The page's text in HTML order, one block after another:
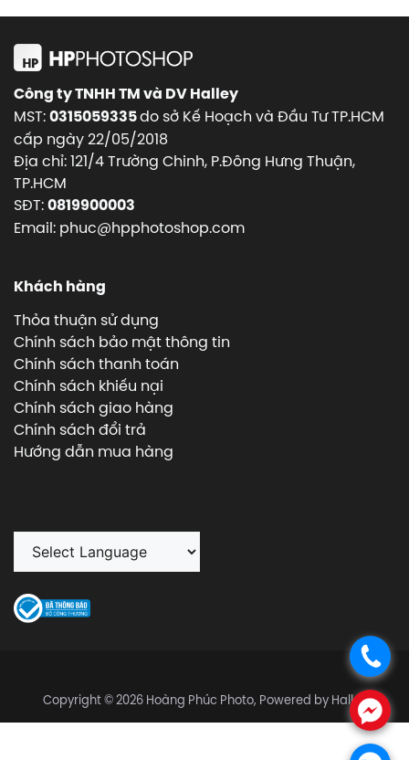
.
.
Công ty TNHH TM và DV Halley
MST:0315059335do sở Kế Hoạch và Đầu Tư TP.HCM
cấp ngày 22/05/2018
Địa chỉ: 121/4 Trường Chinh, P.Đông Hưng Thuận,
TP.HCM
SĐT:0819900003
Email: phuc@hpphotoshop.com
Khách hàng
Thỏa thuận sử dụng
Chính sách bảo mật thông tin
Chính sách thanh toán
Chính sách khiếu nại
Chính sách giao hàng
Chính sách đổi trả
Hướng dẫn mua hàng
Copyright © 2026 Hoàng Phúc Photo, Powered by Halley